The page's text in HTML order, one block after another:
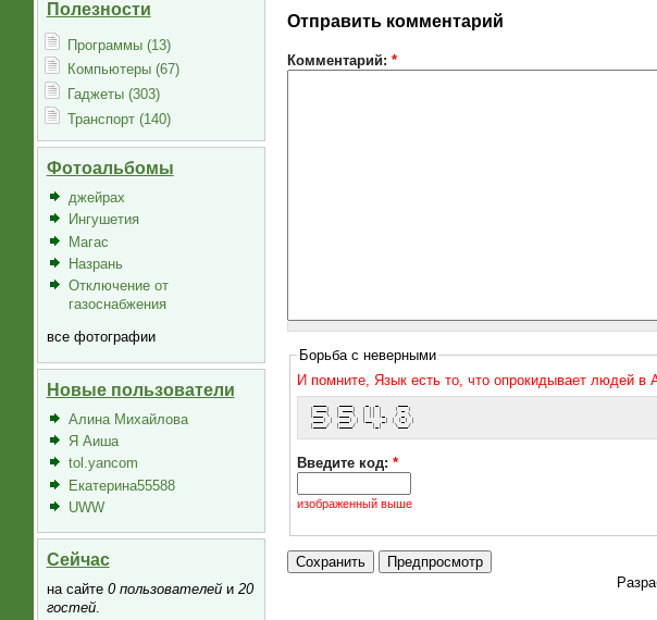
Полезности
Программы (13)
Компьютеры (67)
Гаджеты (303)
Транспорт (140)
Фотоальбомы
джейрах
Ингушетия
Магас
Назрань
Отключение от
газоснабжения
все фотографии
Новые пользователи
Алина Михайлова
Я Аиша
tol.yancom
Екатерина55588
UWW
Сейчас
на сайте 0 пользователейи 20
гостей.
Отправить комментарий
Комментарий: *
Борьба с неверными
И помните, Язык есть то, что опрокидывает людей в
| ___|  | ___|  | || |    ( _ )
|___ \  |___ \  | || |_   / _ \
  ___) |  ___) | |__   _| | (_) |
|____/  |____/     |_|    \___/
Введите код:*
изображенный выше